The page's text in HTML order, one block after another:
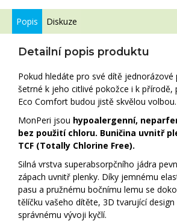
Popis Diskuze
Detailní popis produktu
Pokud hledáte pro své dítě jednorázové
šetrné k jeho citlivé pokožce i k přírodě,
Eco Comfort budou jistě skvělou volbou.
MonPeri jsou hypoalergenní,
bez použití chloru. Buničina uvnitř
TCF (Totally Chlorine Free).
Silná vrstva superabsorpčního jádra
zápach uvnitř plenky. Díky jemnému
pasu a pružnému bočnímu lemu se
tělíčku vašeho dítěte, 3D tvarující
správnému vývoji kyčlí.